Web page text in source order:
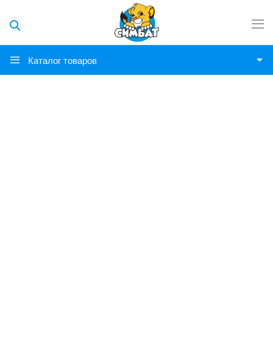
Каталог товаров